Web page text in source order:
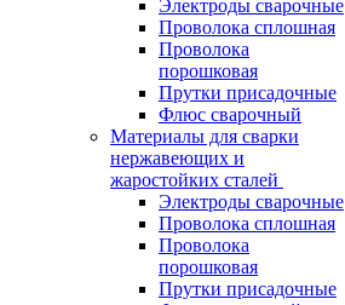
Электроды сварочные
Проволока сплошная
Проволока
порошковая
Прутки присадочные
Флюс сварочный
Материалы для сварки
нержавеющих и
жаростойких сталей
Электроды сварочные
Проволока сплошная
Проволока
порошковая
Прутки присадочные